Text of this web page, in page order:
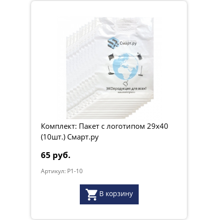
Комплект: Пакет с логотипом 29х40
(10шт.) Смарт.ру
65 руб.
Артикул: P1-10
В корзину